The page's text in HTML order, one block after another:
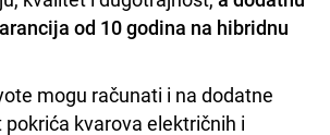
od 10 godina na hibridnu
mogu računati i na dodatne
kvarova električnih i